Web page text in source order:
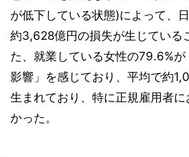
が低下している状態)によって、
約3,628億円の損失が生じている
た、就業している女性の79.6%
影響」を感じており、平均で約
生まれており、特に正規雇用者に
かった。